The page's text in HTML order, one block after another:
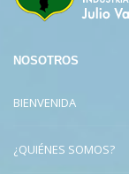
NOSOTROS
BIENVENIDA
¿QUIÉNES SOMOS?